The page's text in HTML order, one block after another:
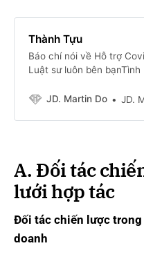
Thành Tựu
Báo chí nói về Hỗ trợ
Luật sư luôn bên bạnTình
đang trong giai đoạn diễn
JD. Martin Do JD.
A. Đối tác
lưới hợp tác
Đối tác chiến lược
doanh